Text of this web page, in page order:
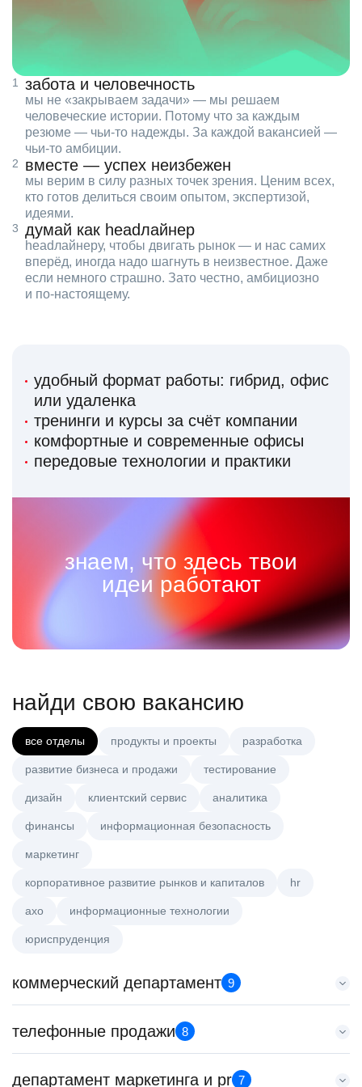
забота и человечность
мы не «закрываем задачи» — мы решаем
человеческие истории. Потому что за каждым
резюме — чьи‑то надежды. За каждой вакансией —
чьи‑то амбиции.
вместе — успех неизбежен
мы верим в силу разных точек зрения. Ценим всех,
кто готов делиться своим опытом, экспертизой,
идеями.
думай как headлайнер
headлайнеру, чтобы двигать рынок — и нас самих
вперёд, иногда надо шагнуть в неизвестное. Даже
если немного страшно. Зато честно, амбициозно
и по‑настоящему.
удобный формат работы: гибрид, офис
или удаленка
тренинги и курсы за счёт компании
комфортные и современные офисы
передовые технологии и практики
знаем, что здесь твои
идеи работают
найди свою вакансию
все отделы продукты и проекты разработка
развитие бизнеса и продажи тестирование
дизайн клиентский сервис аналитика
финансы информационная безопасность
маркетинг
корпоративное развитие рынков и капиталов hr
axo информационные технологии
юриспруденция
коммерческий департамент 9
Key Account Manager (EdTech)
HeadHunter::Коммерческий департамент
150000 ₽
телефонные продажи 8
Менеджер по продажам в сегменте малого и среднего
департамент маркетинга и pr 7